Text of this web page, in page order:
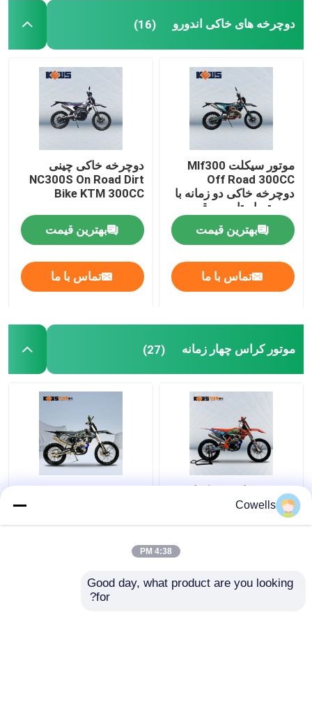
موتور سیکلت اندرو دو زمانه
موتور سیکلت های رالی
دوچرخه های خاکی اندورو
موتور کراس چهار زمانه
موتور کراس 2 ضربه ای
دوچرخه های خاکی اندورو (16)
موتور سیکلت Mlf300
Off Road 300CC
دوچرخه خاکی دو زمانه با
سیستم استارت برقی
بهترین قیمت
تماس با ما
دوچرخه خاکی چینی
NC300S On Road Dirt
Bike KTM 300CC
بهترین قیمت
تماس با ما
موتور کراس چهار زمانه (27)
دوچرخه های موتوکراس 4
زمانه Kews CBS300 K16
Dirt Bike با ترمز دیسکی
دوچرخه Kews Cbs300
تماس با ما
Cowells
4:38 PM
Good day, what product are you looking
for?